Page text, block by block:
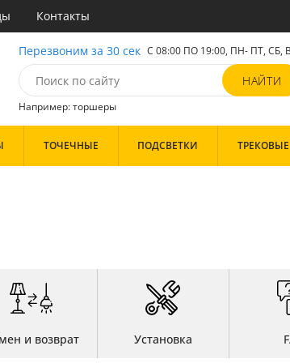
Контакты
Перезвоним за 30 сек С 08:00 ПО 19:00, ПН- ПТ,СБ,
Например: торшеры
ТОЧЕЧНЫЕ ПОДСВЕТКИ
и возврат Установка